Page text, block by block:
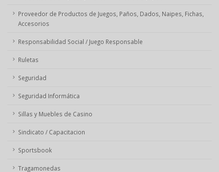
Proveedor de Productos de Juegos, Paños, Dados, Naipes, Fichas,
Accesorios
Responsabilidad Social / Juego Responsable
Ruletas
Seguridad
Seguridad Informática
Sillas y Muebles de Casino
Sindicato / Capacitacion
Sportsbook
Tragamonedas